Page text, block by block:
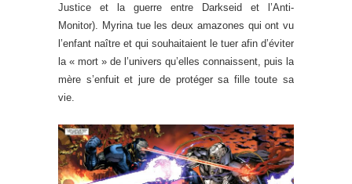
Justice et la guerre entre Darkseid et l’Anti-
Monitor). Myrina tue les deux amazones qui ont vu
l’enfant naître et qui souhaitaient le tuer afin d’éviter
la « mort » de l’univers qu’elles connaissent, puis la
mère s’enfuit et jure de protéger sa fille toute sa
vie.